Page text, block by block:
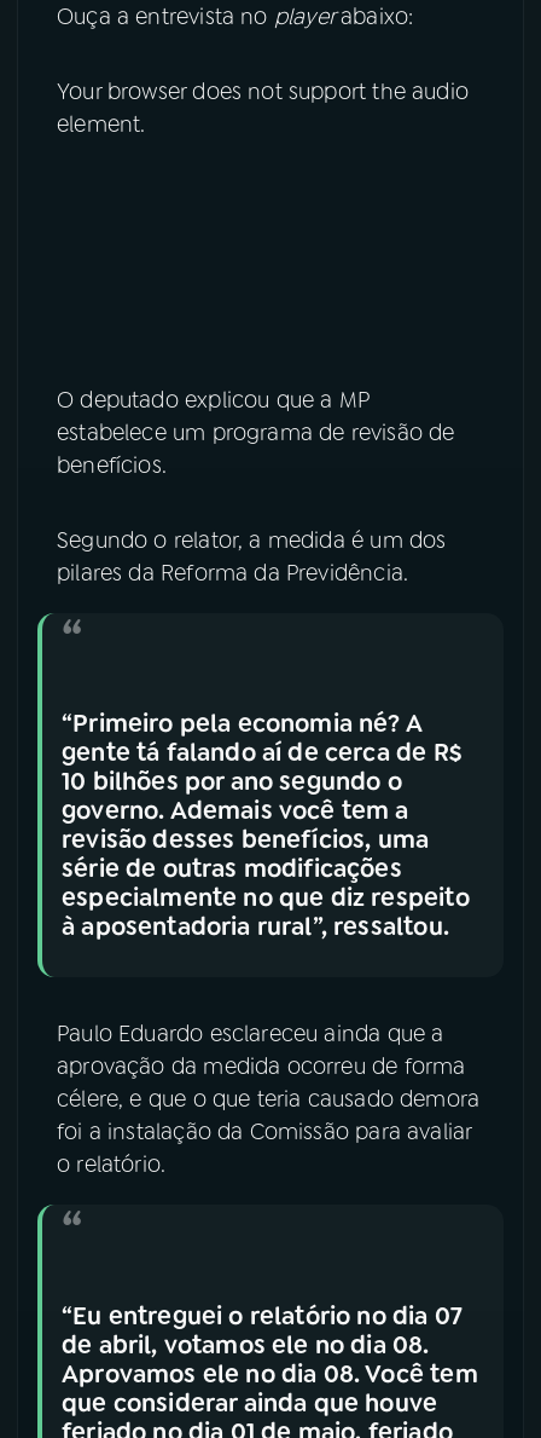
Ouça a entrevista no playerabaixo:
Your browser does not support the audio
element.
O deputado explicou que a MP
estabelece um programa de revisão de
benefícios.
Segundo o relator, a medida é um dos
pilares da Reforma da Previdência.
“Primeiro pela economia né? A
gente tá falando aí de cerca de R$
10 bilhões por ano segundo o
governo. Ademais você tem a
revisão desses benefícios, uma
série de outras modificações
especialmente no que diz respeito
à aposentadoria rural”, ressaltou.
Paulo Eduardo esclareceu ainda que a
aprovação da medida ocorreu de forma
célere, e que o que teria causado demora
foi a instalação da Comissão para avaliar
o relatório.
“Eu entreguei o relatório no dia 07
de abril, votamos ele no dia 08.
Aprovamos ele no dia 08. Você tem
que considerar ainda que houve
feriado no dia 01 de maio, feriado